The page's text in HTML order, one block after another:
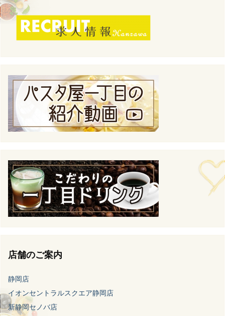
店舗のご案内
静岡店
イオンセントラルスクエア静岡店
新静岡セノバ店